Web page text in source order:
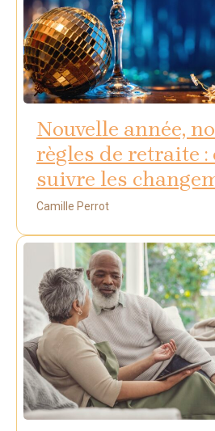
Nouvelle année,
règles de retraite
suivre les
Camille Perrot